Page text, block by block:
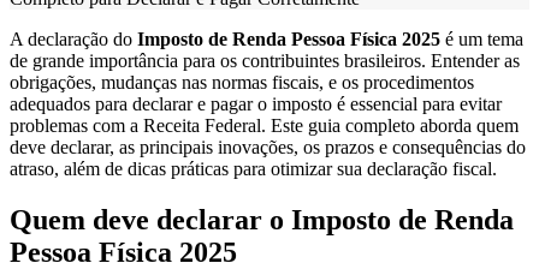
A declaração do Imposto de Renda Pessoa Física 2025 é um tema
de grande importância para os contribuintes brasileiros. Entender as
obrigações, mudanças nas normas fiscais, e os procedimentos
adequados para declarar e pagar o imposto é essencial para evitar
problemas com a Receita Federal. Este guia completo aborda quem
deve declarar, as principais inovações, os prazos e consequências do
atraso, além de dicas práticas para otimizar sua declaração fiscal.
Quem deve declarar o Imposto de Renda
Pessoa Física 2025